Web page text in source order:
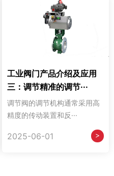
工业阀门产品介绍及应用
三：调节精准的调节···
调节阀的调节机构通常采用高
精度的传动装置和反···
2025-06-01 >